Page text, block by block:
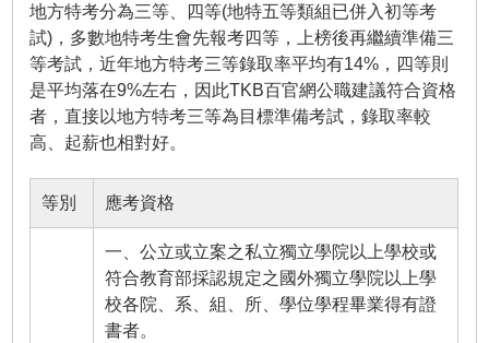
地方特考分為三等、四等(地特五等類組已併入初等考
試)，多數地特考生會先報考四等，上榜後再繼續準備三
等考試，近年地方特考三等錄取率平均有14%，四等則
是平均落在9%左右，因此TKB百官網公職建議符合資格
者，直接以地方特考三等為目標準備考試，錄取率較
高、起薪也相對好。
等別 應考資格
一、公立或立案之私立獨立學院以上學校或
符合教育部採認規定之國外獨立學院以上學
校各院、系、組、所、學位學程畢業得有證
書者。